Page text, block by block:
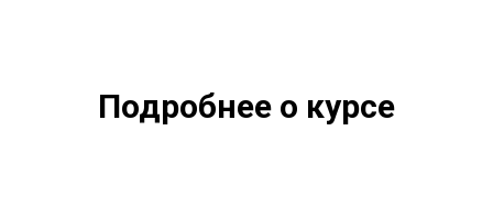
Подробнее о курсе